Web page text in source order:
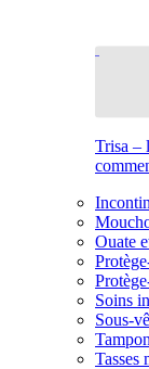
Trisa –
Ouate
Soins
Sous-
Tasses